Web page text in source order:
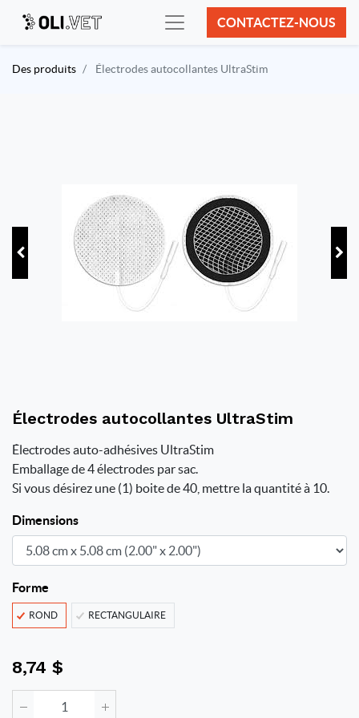
CONTACTEZ-NOUS
Des produits Électrodes autocollantes UltraStim
Électrodes autocollantes UltraStim
Électrodes auto-adhésives UltraStim
Emballage de 4 électrodes par sac.
Si vous désirez une (1) boite de 40, mettre la quantité à 10.
Dimensions
Forme
ROND RECTANGULAIRE
8,74 $